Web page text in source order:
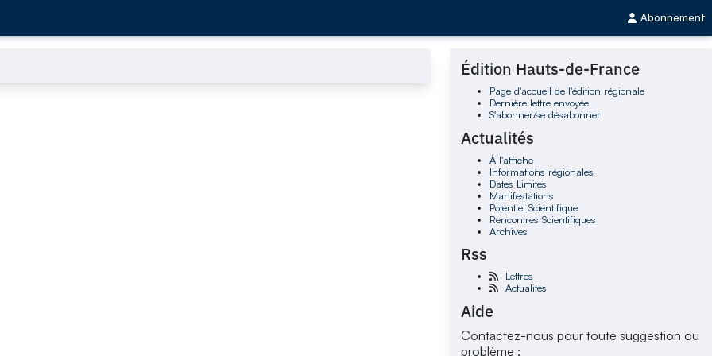
Abonnement
Édition Hauts-de-France
Page d'accueil de l'édition régionale
Dernière lettre envoyée
S'abonner/se désabonner
Actualités
À l'affiche
Informations régionales
Dates Limites
Manifestations
Potentiel Scientifique
Rencontres Scientifiques
Archives
Rss
Lettres
Actualités
Aide
Contactez-nous pour toute suggestion ou
problème :